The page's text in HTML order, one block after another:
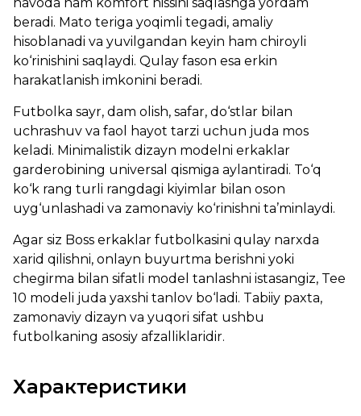
beradi. Mato teriga yoqimli tegadi, amaliy
hisoblanadi va yuvilgandan keyin ham chiroyli
ko‘rinishini saqlaydi. Qulay fason esa erkin
harakatlanish imkonini beradi.
Futbolka sayr, dam olish, safar, do‘stlar bilan
uchrashuv va faol hayot tarzi uchun juda mos
keladi. Minimalistik dizayn modelni erkaklar
garderobining universal qismiga aylantiradi. To‘q
ko‘k rang turli rangdagi kiyimlar bilan oson
uyg‘unlashadi va zamonaviy ko‘rinishni ta’minlaydi.
Agar siz Boss erkaklar futbolkasini qulay narxda
xarid qilishni, onlayn buyurtma berishni yoki
chegirma bilan sifatli model tanlashni istasangiz, Tee
10 modeli juda yaxshi tanlov bo‘ladi. Tabiiy paxta,
zamonaviy dizayn va yuqori sifat ushbu
futbolkaning asosiy afzalliklaridir.
Характеристики